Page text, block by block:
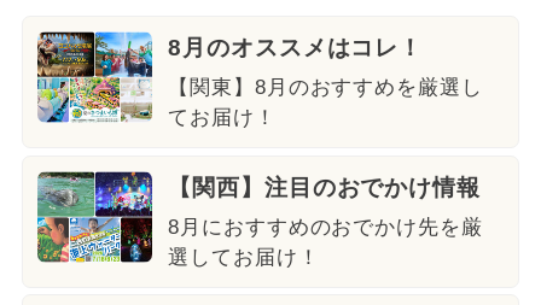
8月のオススメはコレ！
【関東】8月のおすすめを厳選し
てお届け！
【関西】注目のおでかけ情報
8月におすすめのおでかけ先を厳
選してお届け！